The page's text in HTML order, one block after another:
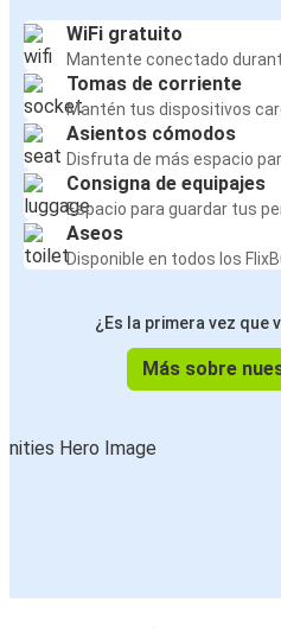
WiFi gratuito
Mantente conectado
Tomas de corriente
Mantén tus dispositivos
Asientos cómodos
Disfruta de más espacio
Consigna de equipajes
Espacio para guardar tus
Aseos
Disponible en todos los
¿Es la primera vez que
Más sobre